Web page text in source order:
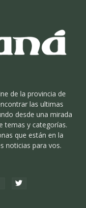
de la provincia de
las ultimas
desde una mirada
temas y categorías.
que están en la
noticias para vos.